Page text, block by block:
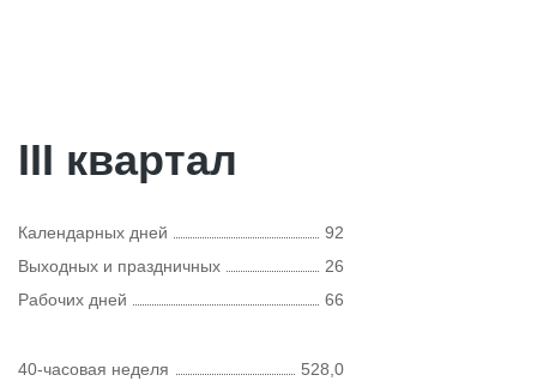
III квартал
Календарных дней
92
Выходных и праздничных
26
Рабочих дней
66
40-часовая неделя 528,0